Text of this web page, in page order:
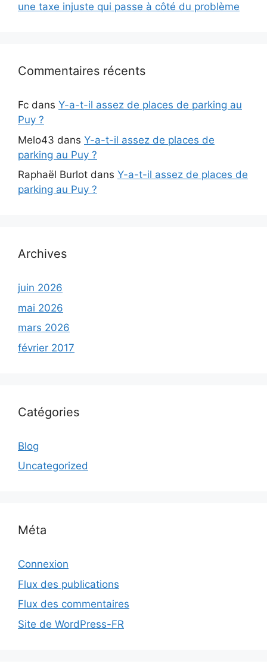
une taxe injuste qui passe à côté du problème
Commentaires récents
Fc dans Y-a-t-il assez de places de parking au
Puy ?
Melo43 dans Y-a-t-il assez de places de
parking au Puy ?
Raphaël Burlot dans Y-a-t-il assez de places de
parking au Puy ?
Archives
juin 2026
mai 2026
mars 2026
février 2017
Catégories
Blog
Uncategorized
Méta
Connexion
Flux des publications
Flux des commentaires
Site de WordPress-FR